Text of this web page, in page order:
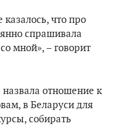
что про
спрашивала
мной», – говорит
отношение к
в Беларуси для
собирать